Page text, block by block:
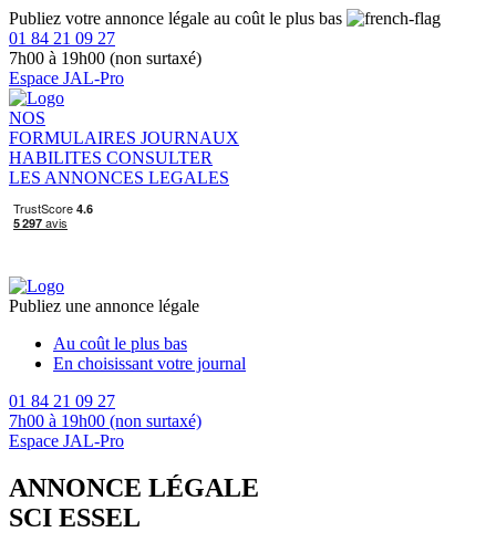
Publiez votre annonce légale au coût le plus bas
01 84 21 09 27
7h00 à 19h00 (non surtaxé)
Espace JAL-Pro
NOS
FORMULAIRES JOURNAUX
HABILITES CONSULTER
LES ANNONCES LEGALES
Publiez une annonce légale
Au coût le plus bas
En choisissant votre journal
01 84 21 09 27
7h00 à 19h00 (non surtaxé)
Espace JAL-Pro
ANNONCE LÉGALE
SCI ESSEL